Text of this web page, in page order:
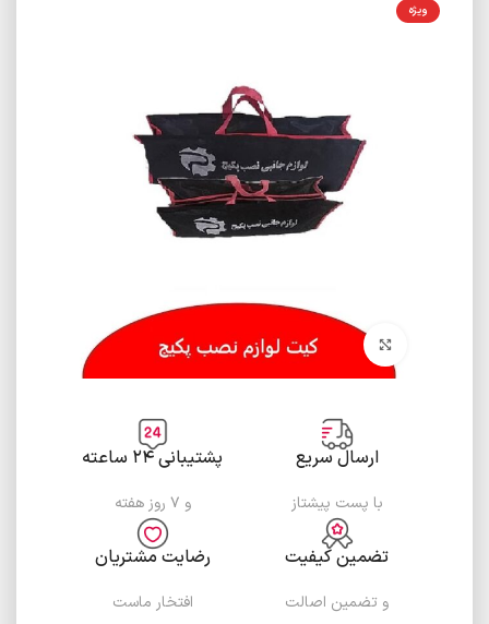
ویژه
برای بزرگنمایی کلیک کنید
ارسال سریع
با پست پیشتاز
پشتیبانی ۲۴ ساعته
و ۷ روز هفته
تضمین کیفیت
و تضمین اصالت
رضایت مشتریان
افتخار ماست